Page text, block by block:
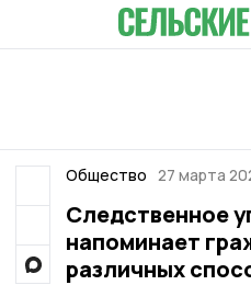
Общество 27 марта
Следственное
напоминает
различных